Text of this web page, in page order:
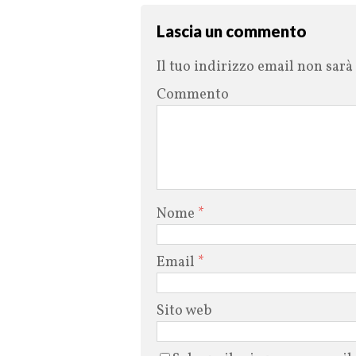
Lascia un commento
Il tuo indirizzo email non
Commento
Nome *
Email *
Sito web